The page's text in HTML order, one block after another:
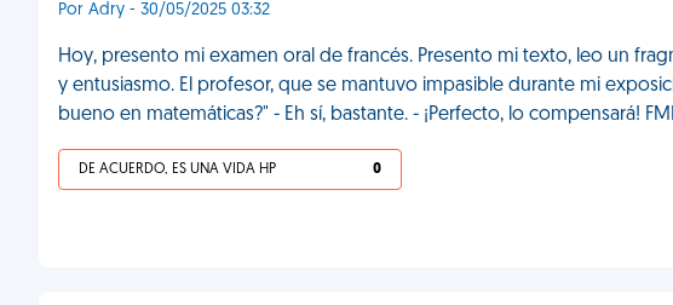
Por Adry - 30/05/2025 03:32
Hoy, presento mi examen oral de francés. Presento mi texto, leo un
y entusiasmo. El profesor, que se mantuvo impasible durante mi
bueno en matemáticas?" - Eh sí, bastante. - ¡Perfecto, lo compensará!
DE ACUERDO, ES UNA VIDA HP 0